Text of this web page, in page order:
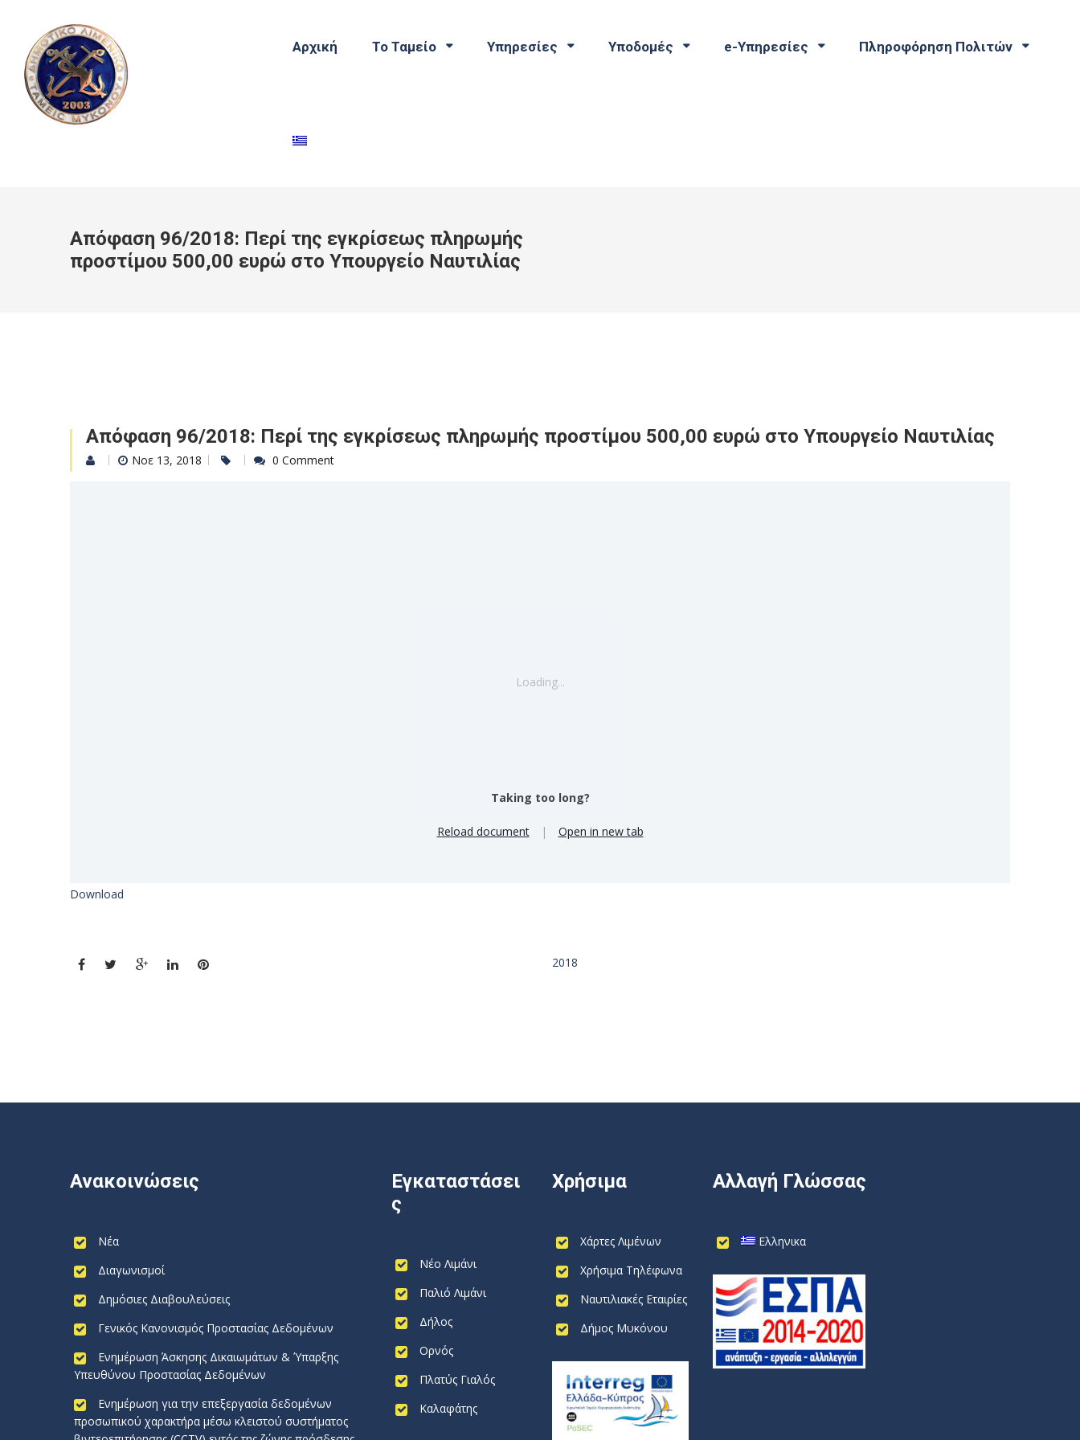
Αρχική Το Ταμείο Υπηρεσίες Υποδομές e-Υπηρεσίες Πληροφόρηση Πολιτών
Απόφαση 96/2018: Περί της εγκρίσεως πληρωμής
προστίμου 500,00 ευρώ στο Υπουργείο Ναυτιλίας
Απόφαση 96/2018: Περί της εγκρίσεως πληρωμής προστίμου 500,00 ευρώ στο Υπουργείο Ναυτιλίας
Νοε 13, 2018 0 Comment
Loading...
Taking too long?
Reload document | Open in new tab
Download
2018
Ανακοινώσεις
Νέα
Διαγωνισμοί
Δημόσιες Διαβουλεύσεις
Γενικός Κανονισμός Προστασίας Δεδομένων
Ενημέρωση Άσκησης Δικαιωμάτων & Ύπαρξης
Υπευθύνου Προστασίας Δεδομένων
Ενημέρωση για την επεξεργασία δεδομένων
προσωπικού χαρακτήρα μέσω κλειστού συστήματος
Εγκαταστάσει
ς
Νέο Λιμάνι
Παλιό Λιμάνι
Δήλος
Ορνός
Πλατύς Γιαλός
Καλαφάτης
Χρήσιμα
Χάρτες Λιμένων
Χρήσιμα Τηλέφωνα
Ναυτιλιακές Εταιρίες
Δήμος Μυκόνου
Αλλαγή Γλώσσας
Ελληνικα